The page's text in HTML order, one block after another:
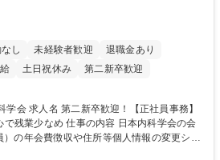
し 未経験者歓迎
退職金あり
土日祝休み 第二新卒歓迎
社員事務】
内容 日本内科学会の会
）の年会費徴収や住所等個人情報の変更シス
任せします。将来的には、各種委員会の運